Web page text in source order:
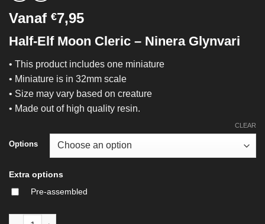
Vanaf €7,95
Half-Elf Moon Cleric – Ninera Glynvari
• This product includes one miniature
• Miniature is in 32mm scale
• Size may vary based on creature
• Made out of high quality resin.
Options
CLEAR
Extra options
Pre-assembled
Half-Elf Moon Cleric - Ninera Glynvari - DM-Stash quantity